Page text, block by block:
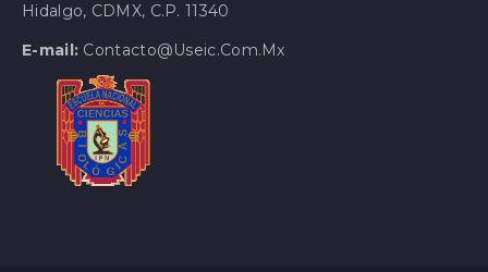
Hidalgo, CDMX, C.P. 11340
E-mail: Contacto@useic.com.mx